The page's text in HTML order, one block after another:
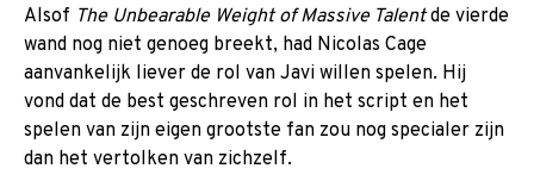
Alsof The Unbearable Weight of Massive Talentde vierde
wand nog niet genoeg breekt, had Nicolas Cage
aanvankelijk liever de rol van Javi willen spelen. Hij
vond dat de best geschreven rol in het script en het
spelen van zijn eigen grootste fan zou nog specialer zijn
dan het vertolken van zichzelf.